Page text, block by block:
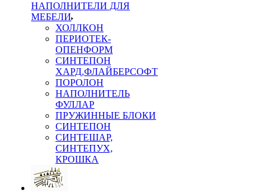
НАПОЛНИТЕЛИ ДЛЯ
МЕБЕЛИ
ХОЛЛКОН
ПЕРИОТЕК-
ОПЕНФОРМ
СИНТЕПОН
ХАРД,ФЛАЙБЕРСОФТ
ПОРОЛОН
НАПОЛНИТЕЛЬ
ФУЛЛАР
ПРУЖИННЫЕ БЛОКИ
СИНТЕПОН
СИНТЕШАР,
СИНТЕПУХ,
КРОШКА